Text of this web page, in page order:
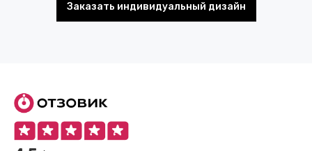
Заказать индивидуальный дизайн